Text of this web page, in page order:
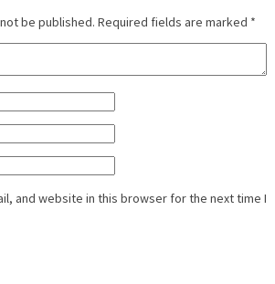
be published. Required fields are marked *
and website in this browser for the next time I